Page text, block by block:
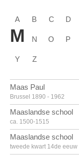
A B C D
M N O P
Y Z
Maas Paul
Brussel 1890 - 1962
Maaslandse school
ca. 1500-1515
Maaslandse school
tweede kwart 14de eeuw